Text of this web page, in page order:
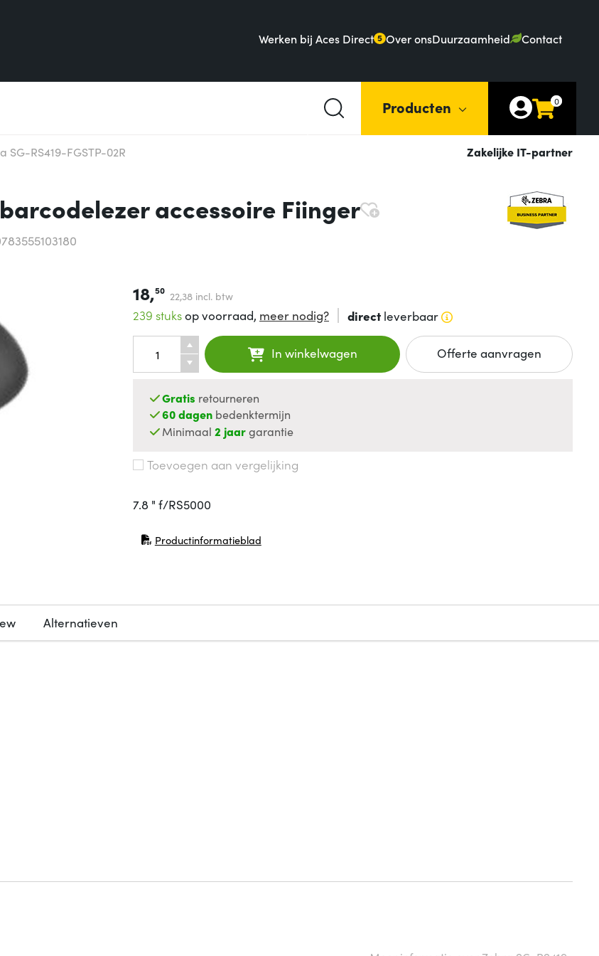
Werken bij Aces Direct 5 Over onsDuurzaamheid Contact
Producten 0
SG-RS419-FGSTP-02R Zakelijke IT-partner
accessoire Fiinger
18,50 22,38 incl. btw
239 stuksop voorraad, meer nodig? directleverbaar
In winkelwagen Offerte aanvragen
Gratis retourneren
60 dagen bedenktermijn
Minimaal2 jaargarantie
Toevoegen aan vergelijking
7.8 " f/RS5000
Productinformatieblad
(opent in nieuw venster)
Alternatieven